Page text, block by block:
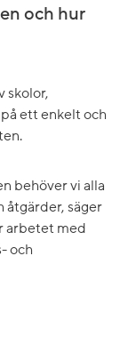
och hur
skolor,
ett enkelt och
behöver vi alla
åtgärder, säger
arbetet med
och